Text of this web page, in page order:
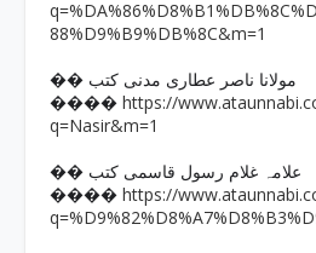
88%D9%B9%DB%8C&m=1
�� مولانا ناصر عطاری مدنی کتب
���� https://
q=Nasir&m=1
�� علامہ غلام رسول قاسمی کتب
���� https://